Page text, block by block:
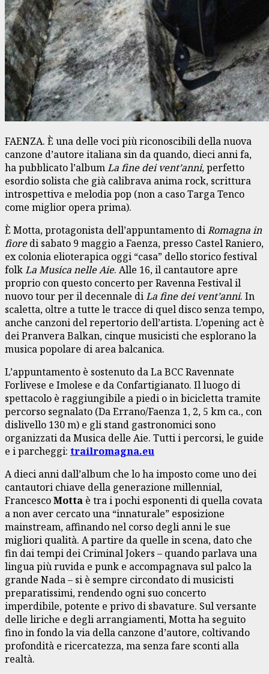
FAENZA. È una delle voci più riconoscibili della nuova
canzone d’autore italiana sin da quando, dieci anni fa,
ha pubblicato l’albumLa fine dei vent’anni, perfetto
esordio solista che già calibrava anima rock, scrittura
introspettiva e melodia pop (non a caso Targa Tenco
come miglior opera prima).
È Motta, protagonista dell’appuntamento diRomagna in
fioredi sabato 9 maggio a Faenza, presso Castel Raniero,
ex colonia elioterapica oggi “casa” dello storico festival
folkLaMusica nelle Aie. Alle 16, il cantautore apre
proprio con questo concerto per Ravenna Festival il
nuovo tour per il decennale diLa fine dei vent’anni. In
scaletta, oltre a tutte le tracce di quel disco senza tempo,
anche canzoni del repertorio dell’artista. L’opening act è
dei Pranvera Balkan, cinque musicisti che esplorano la
musica popolare di area balcanica.
L’appuntamento è sostenuto da La BCC Ravennate
Forlivese e Imolese e da Confartigianato. Il luogo di
spettacolo è raggiungibile a piedi o in bicicletta tramite
percorso segnalato (Da Errano/Faenza 1, 2, 5 km ca., con
dislivello 130 m) e gli stand gastronomici sono
organizzati da Musica delle Aie. Tutti i percorsi, le guide
e i parcheggi: trailromagna.eu
A dieci anni dall’album che lo ha imposto come uno dei
cantautori chiave della generazione millennial,
FrancescoMotta è tra i pochi esponenti di quella covata
a non aver cercato una “innaturale” esposizione
mainstream, affinando nel corso degli anni le sue
migliori qualità. A partire da quelle in scena, dato che
fin dai tempi dei Criminal Jokers – quando parlava una
lingua più ruvida e punk e accompagnava sul palco la
grande Nada – si è sempre circondato di musicisti
preparatissimi, rendendo ogni suo concerto
imperdibile, potente e privo di sbavature. Sul versante
delle liriche e degli arrangiamenti, Motta ha seguito
fino in fondo la via della canzone d’autore, coltivando
profondità e ricercatezza, ma senza fare sconti alla
realtà.